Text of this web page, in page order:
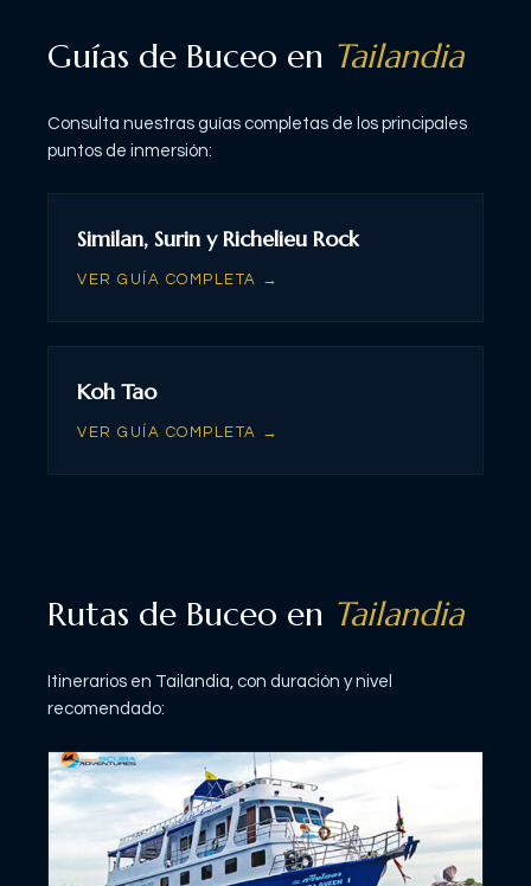
Guías de Buceo en Tailandia
Consulta nuestras guías completas de los principales
puntos de inmersión:
Similan, Surin y Richelieu Rock
VER GUÍA COMPLETA →
Koh Tao
VER GUÍA COMPLETA →
Rutas de Buceo en Tailandia
Itinerarios en Tailandia, con duración y nivel
recomendado: